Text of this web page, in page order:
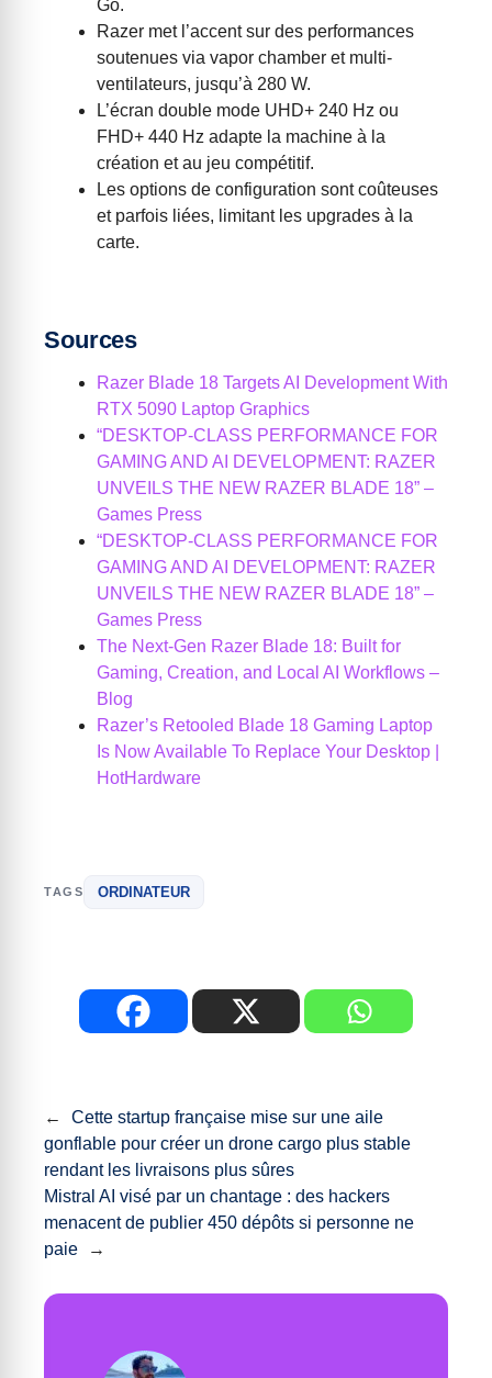
Go.
Razer met l’accent sur des performances
soutenues via vapor chamber et multi-
ventilateurs, jusqu’à 280 W.
L’écran double mode UHD+ 240 Hz ou
FHD+ 440 Hz adapte la machine à la
création et au jeu compétitif.
Les options de configuration sont coûteuses
et parfois liées, limitant les upgrades à la
carte.
Sources
Razer Blade 18 Targets AI Development With
RTX 5090 Laptop Graphics
“DESKTOP-CLASS PERFORMANCE FOR
GAMING AND AI DEVELOPMENT: RAZER
UNVEILS THE NEW RAZER BLADE 18” –
Games Press
“DESKTOP-CLASS PERFORMANCE FOR
GAMING AND AI DEVELOPMENT: RAZER
UNVEILS THE NEW RAZER BLADE 18” –
Games Press
The Next-Gen Razer Blade 18: Built for
Gaming, Creation, and Local AI Workflows –
Blog
Razer’s Retooled Blade 18 Gaming Laptop
Is Now Available To Replace Your Desktop |
HotHardware
TAGS ORDINATEUR
←
Cette startup française mise sur une aile
gonflable pour créer un drone cargo plus stable
rendant les livraisons plus sûres
Mistral AI visé par un chantage : des hackers
menacent de publier 450 dépôts si personne ne
paie
→